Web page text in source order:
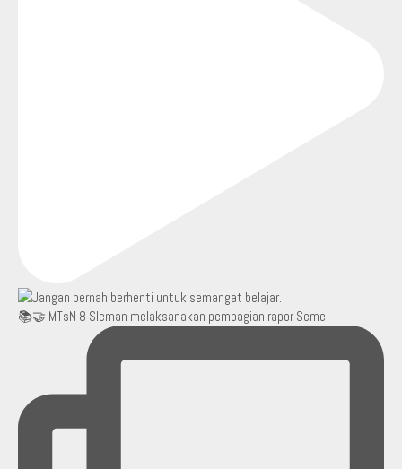
📚🤝 MTsN 8 Sleman melaksanakan pembagian rapor Seme